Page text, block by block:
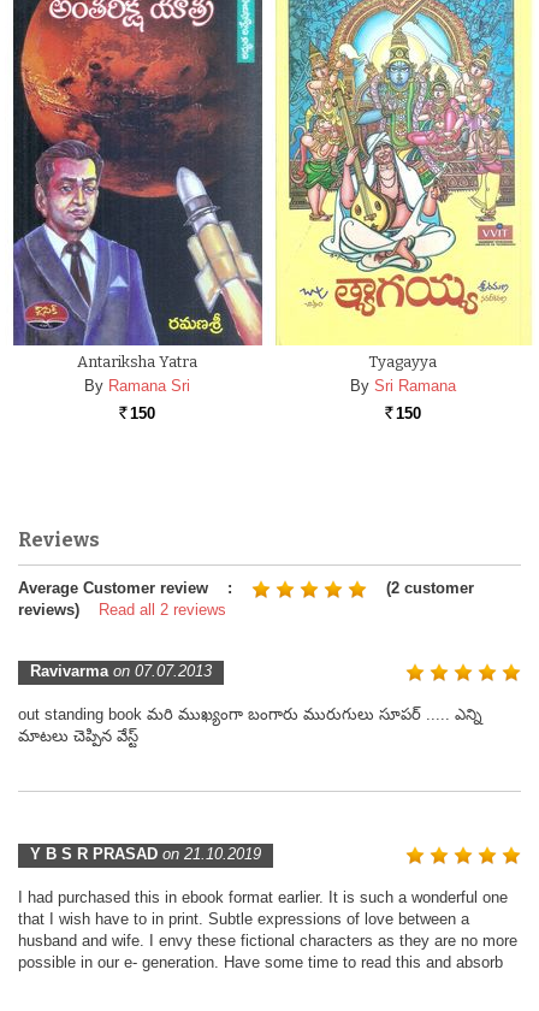
Antariksha Yatra
By Ramana Sri
Rs. 150
Tyagayya
By Sri Ramana
Rs. 150
Reviews
Average Customer review :
(2 customer
reviews)
Read all 2 reviews
Ravivarma on 07.07.2013
out standing book మరి ముఖ్యంగా బంగారు మురుగులు సూపర్ ..... ఎన్ని
మాటలు చెప్పిన వేస్ట్
Y B S R PRASAD on 21.10.2019
I had purchased this in ebook format earlier. It is such a wonderful one
that I wish have to in print. Subtle expressions of love between a
husband and wife. I envy these fictional characters as they are no more
possible in our e- generation. Have some time to read this and absorb